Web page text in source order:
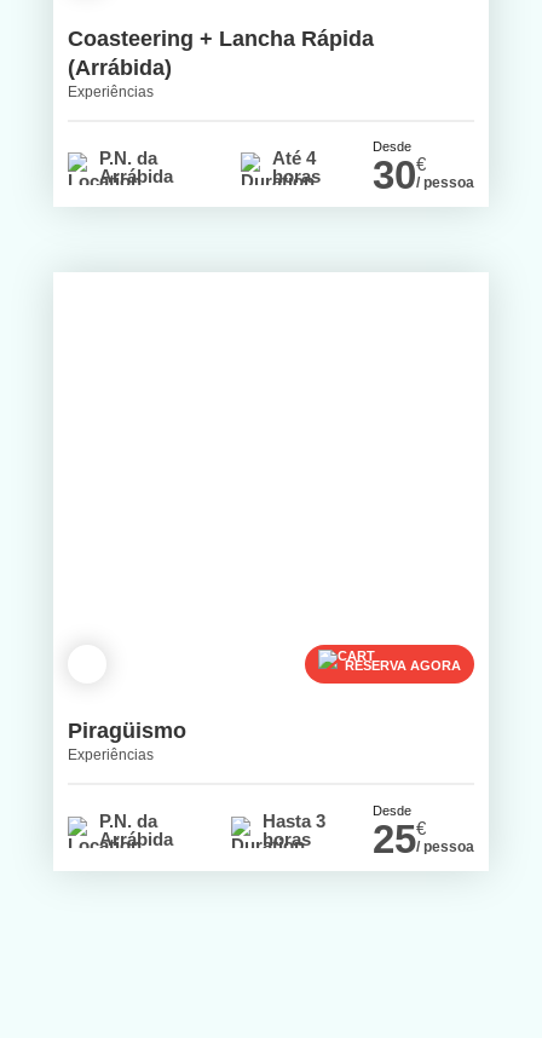
Coasteering + Lancha Rápida
(Arrábida)
Experiências
P.N. da
Arrábida
Até 4
horas
Desde
30€
/ pessoa
RESERVA AGORA
Piragüismo
Experiências
P.N. da
Arrábida
Hasta 3
horas
Desde
25€
/ pessoa